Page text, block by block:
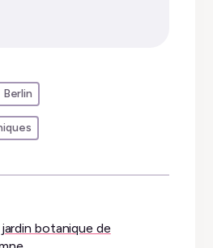
Berlin
botanique de